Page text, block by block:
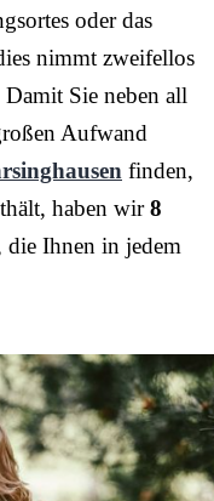
oder das
nimmt zweifellos
Sie neben all
Aufwand
finden,
haben wir8
die Ihnen in jedem